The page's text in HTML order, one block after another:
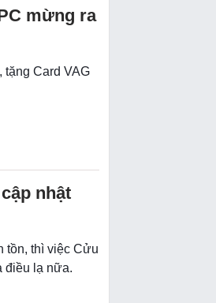
mừng ra
tặng Card VAG
nhật
tồn, thì việc Cửu
điều lạ nữa.